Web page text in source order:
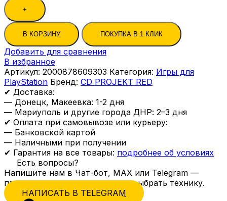
В КОРЗИНУ ПОКУПКА В 1 КЛИК
Добавить для сравнения
В избранное
Артикул: 2000878609303 Категория: Игры для
PlayStation Бренд: CD PROJEKT RED
✔ Доставка:
— Донецк, Макеевка: 1-2 дня
— Мариуполь и другие города ДНР: 2–3 дня
✔ Оплата при самовывозе или курьеру:
— Банковской картой
— Наличными при получении
✔ Гарантия на все товары: подробнее об условиях
Есть вопросы?
Напишите нам в Чат-бот, MAX или Telegram —
проконсультируем и поможем выбрать технику.
НАПИСАТЬ В TELEGRAM